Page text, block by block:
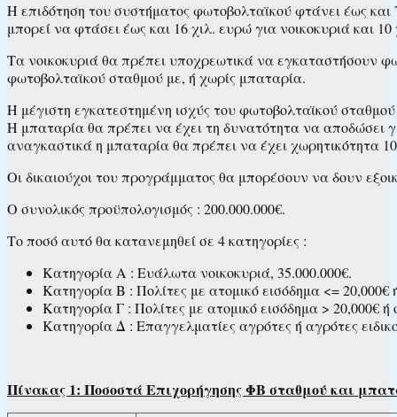
Η επιδότηση του συστήματος φωτοβολταϊκού φτάνει έως
μπορεί να φτάσει έως και 16 χιλ. ευρώ για νοικοκυριά και
Τα νοικοκυριά θα πρέπει υποχρεωτικά να εγκαταστήσουν
φωτοβολταϊκού σταθμού με, ή χωρίς μπαταρία.
Η μέγιστη εγκατεστημένη ισχύς του φωτοβολταϊκού
Η μπαταρία θα πρέπει να έχει τη δυνατότητα να αποδώσει
αναγκαστικά η μπαταρία θα πρέπει να έχει χωρητικότητα
Οι δικαιούχοι του προγράμματος θα μπορέσουν να δουν
Ο συνολικός προϋπολογισμός : 200.000.000€.
Το ποσό αυτό θα κατανεμηθεί σε 4 κατηγορίες :
Κατηγορία Α : Ευάλωτα νοικοκυριά, 35.000.000€.
Κατηγορία Β : Πολίτες με ατομικό εισόδημα <= 20,000€
Κατηγορία Γ : Πολίτες με ατομικό εισόδημα > 20,000€ ή
Κατηγορία Δ : Επαγγελματίες αγρότες ή αγρότες
Πίνακας 1: Ποσοστά Επιχορήγησης ΦΒ σταθμού και